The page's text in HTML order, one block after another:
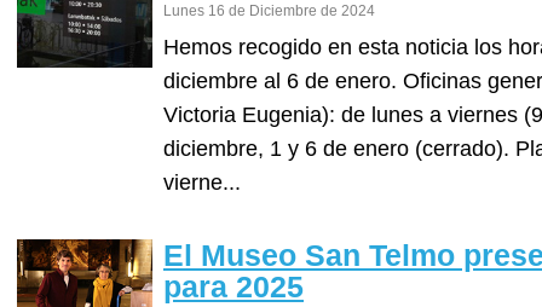
Lunes 16 de Diciembre de 2024
Hemos recogido en esta noticia los
diciembre al 6 de enero. Oficinas
Victoria Eugenia): de lunes a viernes
diciembre, 1 y 6 de enero (cerrado).
vierne...
El Museo San Telmo
para 2025